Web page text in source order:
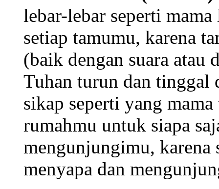
lebar-lebar seperti
setiap tamumu, karena
(baik dengan suara atau
Tuhan turun dan tinggal
sikap seperti yang
rumahmu untuk siapa
mengunjungimu, karena
menyapa dan